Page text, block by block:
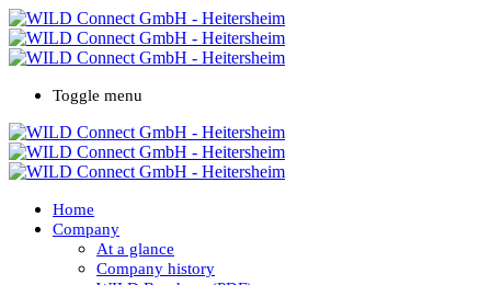
Toggle menu
Home
Company
At a glance
Company history